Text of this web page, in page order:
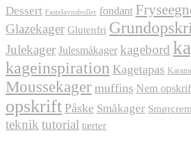
Dessert Fastelavnsboller fondant
Glazekager Glutenfri
Julekager Julesmåkager kagebord
kageinspiration Kagetapas
Moussekager muffins Nem
opskrift Påske Småkager
teknik tutorial tærter